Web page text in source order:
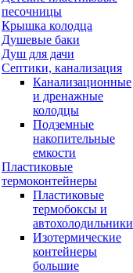
песочницы
Крышка колодца
Душевые баки
Душ для дачи
Септики, канализация
Канализационные
и дренажные
колодцы
Подземные
накопительные
емкости
Пластиковые
термоконтейнеры
Пластиковые
термобоксы и
автохолодильники
Изотермические
контейнеры
большие